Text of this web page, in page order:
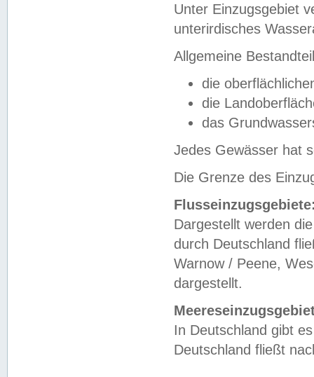
Unter Einzugsgebiet
unterirdisches
Allgemeine
die
die
das
Jedes Gewässer hat
Die Grenze des
Dargestellt werden
durch Deutschland
Warnow / Peene,
dargestellt.
In Deutschland gibt
Deutschland fließt